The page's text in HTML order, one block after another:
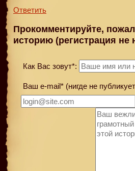
Ответить
Прокомментируйте,
историю (регистрация не
Как Вас зовут*:
Ваш e-mail* (нигде не